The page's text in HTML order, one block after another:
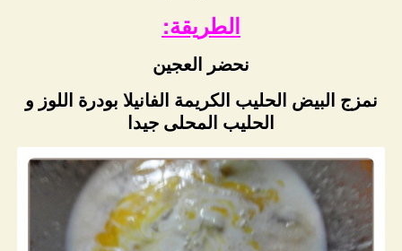
الطريقة:
نحضر العجين
نمزج البيض الحليب الكريمة الفانيلا بودرة اللوز و
الحليب المحلى جيدا